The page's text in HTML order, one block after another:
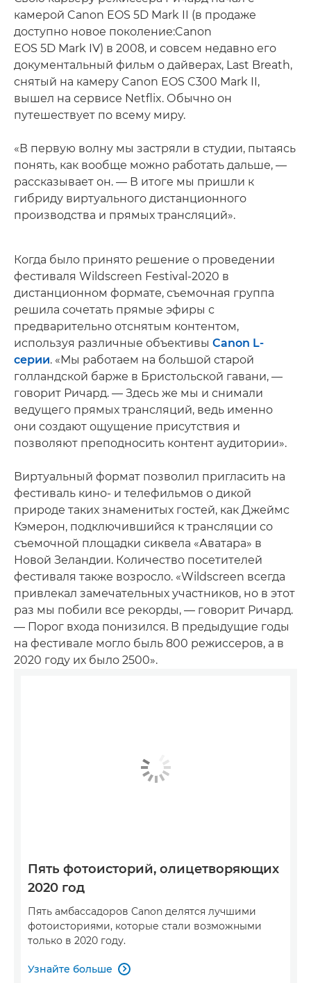
камерой Canon EOS 5D Mark II (в продаже
доступно новое поколение:Canon
EOS 5D Mark IV) в 2008, и совсем недавно его
документальный фильм о дайверах, Last Breath,
снятый на камеру Canon EOS C300 Mark II,
вышел на сервисе Netflix. Обычно он
путешествует по всему миру.
«В первую волну мы застряли в студии, пытаясь
понять, как вообще можно работать дальше, —
рассказывает он. — В итоге мы пришли к
гибриду виртуального дистанционного
производства и прямых трансляций».
Когда было принято решение о проведении
фестиваля Wildscreen Festival-2020 в
дистанционном формате, съемочная группа
решила сочетать прямые эфиры с
предварительно отснятым контентом,
используя различные объективы Canon L-
серии. «Мы работаем на большой старой
голландской барже в Бристольской гавани, —
говорит Ричард. — Здесь же мы и снимали
ведущего прямых трансляций, ведь именно
они создают ощущение присутствия и
позволяют преподносить контент аудитории».
Виртуальный формат позволил пригласить на
фестиваль кино- и телефильмов о дикой
природе таких знаменитых гостей, как Джеймс
Кэмерон, подключившийся к трансляции со
съемочной площадки сиквела «Аватара» в
Новой Зеландии. Количество посетителей
фестиваля также возросло. «Wildscreen всегда
привлекал замечательных участников, но в этот
раз мы побили все рекорды, — говорит Ричард.
— Порог входа понизился. В предыдущие годы
на фестивале могло быль 800 режиссеров, а в
2020 году их было 2500».
Пять фотоисторий, олицетворяющих
2020 год
Пять амбассадоров Canon делятся лучшими
фотоисториями, которые стали возможными
только в 2020 году.
Узнайте больше 